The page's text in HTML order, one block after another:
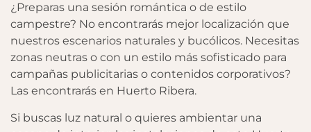
¿Preparas una sesión romántica o de estilo
campestre? No encontrarás mejor localización que
nuestros escenarios naturales y bucólicos. Necesitas
zonas neutras o con un estilo más sofisticado para
campañas publicitarias o contenidos corporativos?
Las encontrarás en Huerto Ribera.
Si buscas luz natural o quieres ambientar una